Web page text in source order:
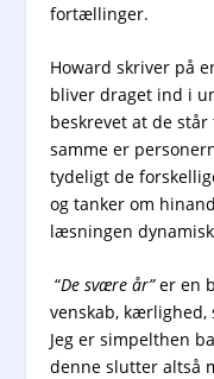
fortællinger.
Howard skriver på
bliver draget ind i
beskrevet at de
samme er
tydeligt de
og tanker om
læsningen
“De svære år”er en
venskab, kærlighed,
Jeg er simpelthen
denne slutter altså